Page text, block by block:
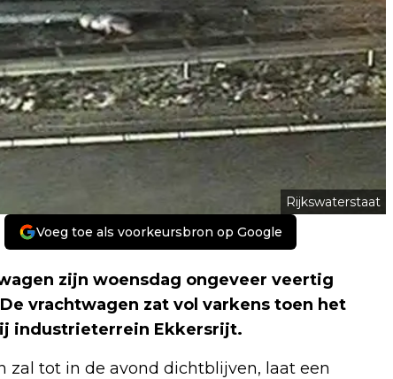
Rijkswaterstaat
Voeg toe als voorkeursbron op Google
zijn woensdag ongeveer veertig
vrachtwagen zat vol varkens toen het
industrieterrein Ekkersrijt.
zal tot in de avond dichtblijven, laat een